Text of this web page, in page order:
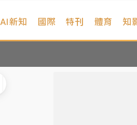
AI新知 國際 特刊 體育 知